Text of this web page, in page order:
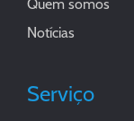
Quem somos
Notícias
Serviço